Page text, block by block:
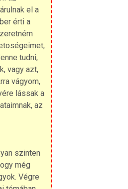
el a
érti a
tudni,
vagy azt,
vágyom,
lássak a
az
szinten
még
Végre